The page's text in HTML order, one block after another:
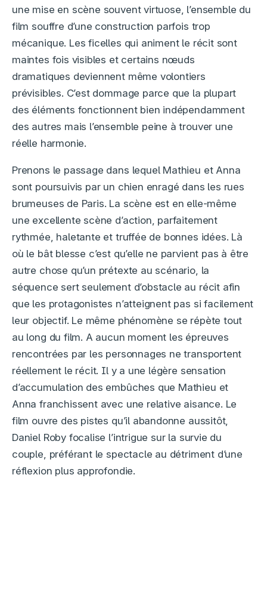
une mise en scène souvent virtuose, l’ensemble du
film souffre d’une construction parfois trop
mécanique. Les ficelles qui animent le récit sont
maintes fois visibles et certains nœuds
dramatiques deviennent même volontiers
prévisibles. C’est dommage parce que la plupart
des éléments fonctionnent bien indépendamment
des autres mais l’ensemble peine à trouver une
réelle harmonie.
Prenons le passage dans lequel Mathieu et Anna
sont poursuivis par un chien enragé dans les rues
brumeuses de Paris. La scène est en elle-même
une excellente scène d’action, parfaitement
rythmée, haletante et truffée de bonnes idées. Là
où le bât blesse c’est qu’elle ne parvient pas à être
autre chose qu’un prétexte au scénario, la
séquence sert seulement d’obstacle au récit afin
que les protagonistes n’atteignent pas si facilement
leur objectif. Le même phénomène se répète tout
au long du film. A aucun moment les épreuves
rencontrées par les personnages ne transportent
réellement le récit. Il y a une légère sensation
d’accumulation des embûches que Mathieu et
Anna franchissent avec une relative aisance. Le
film ouvre des pistes qu’il abandonne aussitôt,
Daniel Roby focalise l’intrigue sur la survie du
couple, préférant le spectacle au détriment d’une
réflexion plus approfondie.